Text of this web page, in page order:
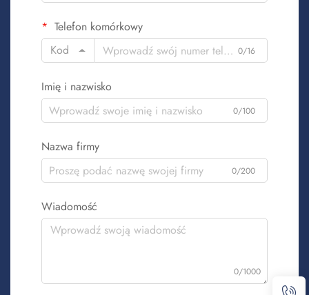
Telefon komórkowy
Kod
0/16
Imię i nazwisko
0/100
Nazwa firmy
0/200
Wiadomość
0/1000